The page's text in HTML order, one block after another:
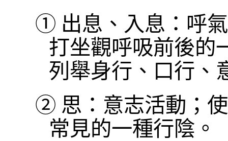
① 出息、入息：呼
打坐觀呼吸前後的
列舉身行、口行、
② 思：意志活動；
常見的一種行陰。